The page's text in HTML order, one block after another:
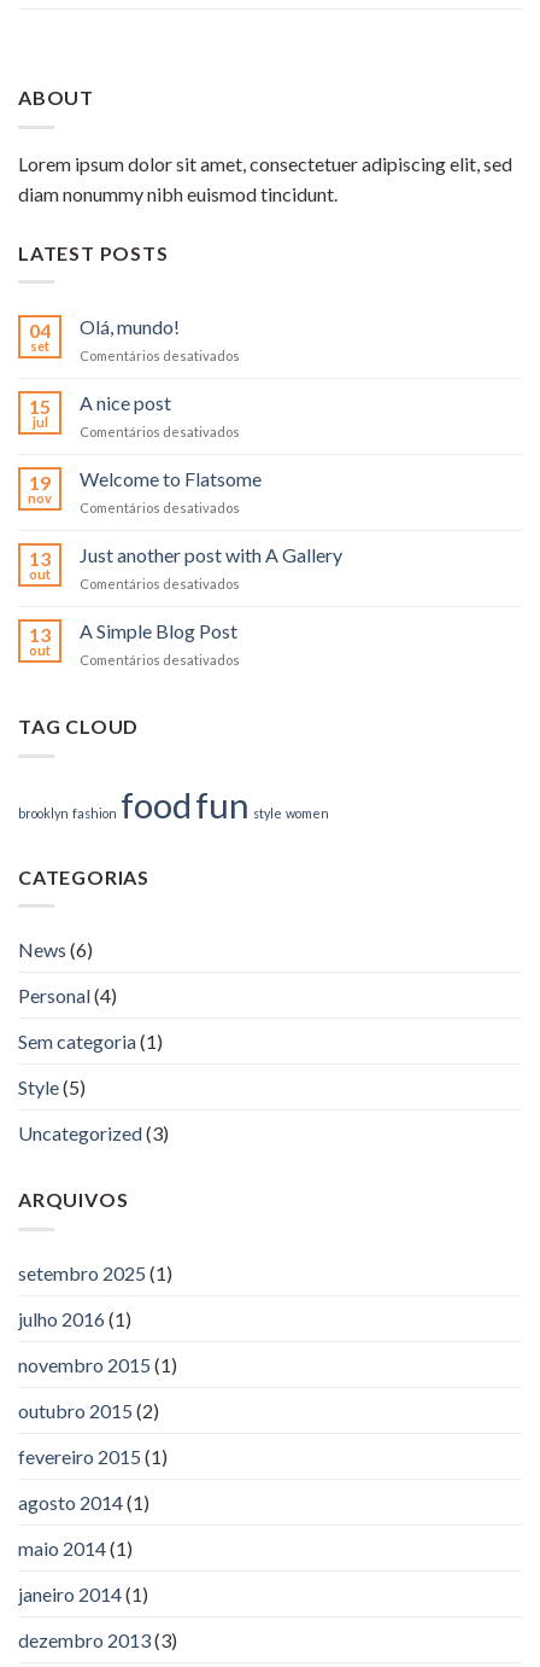
ABOUT
Lorem ipsum dolor sit amet, consectetuer adipiscing elit, sed
diam nonummy nibh euismod tincidunt.
LATEST POSTS
04
set
Olá, mundo!
Comentários desativados
15
jul
A nice post
Comentários desativados
19
nov
Welcome to Flatsome
Comentários desativados
to
13
out
Just another post with A Gallery
Comentários desativados
13
out
A Simple Blog Post
Comentários desativados
TAG CLOUD
brooklyn fashion foodfun style women
CATEGORIAS
News (6)
Personal(4)
Sem categoria(1)
Style(5)
Uncategorized(3)
ARQUIVOS
setembro 2025 (1)
julho 2016(1)
novembro 2015 (1)
outubro 2015 (2)
fevereiro 2015 (1)
agosto 2014(1)
maio 2014(1)
janeiro 2014(1)
dezembro 2013(3)